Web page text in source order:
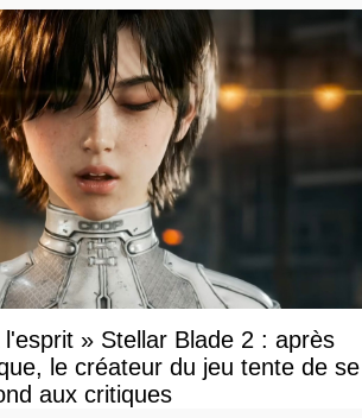
» Stellar Blade 2 : après
le créateur du jeu tente de se
aux critiques